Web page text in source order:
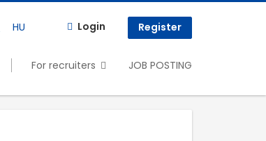
HU Login Register
For recruiters JOB POSTING